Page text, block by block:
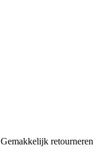
Gemakkelijk retourneren